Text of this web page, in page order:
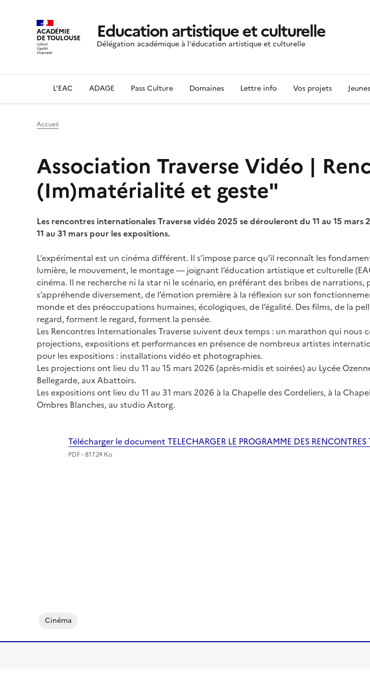
ACADÉMIE
DE TOULOUSE Education artistique et culturelle
Délégation académique à l'éducation artistique et culturelle
L'EAC ADAGE Pass Culture Domaines Lettre info Vos projets
Accueil
Association Traverse Vidéo |
(Im)matérialité et geste"
Les rencontres internationales Traverse vidéo 2025 se dérouleront du 11 au 15
11 au 31 mars pour les expositions.
L’expérimental est un cinéma différent. Il s’impose parce qu’il reconnaît les
lumière, le mouvement, le montage — joignant l’éducation artistique et culturelle
cinéma. Il ne recherche ni la star ni le scénario, en préférant des bribes de narrations,
s’appréhende diversement, de l’émotion première à la réflexion sur son
monde et des préoccupations humaines, écologiques, de l’égalité. Des films, de la
regard, forment le regard, forment la pensée.
Les Rencontres Internationales Traverse suivent deux temps : un marathon qui nous
projections, expositions et performances en présence de nombreux artistes
pour les expositions : installations vidéo et photographies.
Les projections ont lieu du 11 au 15 mars 2026 (après-midis et soirées) au Lycée
Bellegarde, aux Abattoirs.
Les expositions ont lieu du 11 au 31 mars 2026 à la Chapelle des Cordeliers, à la
Ombres Blanches, au studio Astorg.
Télécharger le document TELECHARGER LE PROGRAMME DES
PDF - 817.24 Ko
Cinéma